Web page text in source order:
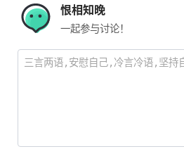
恨相知晚
一起参与讨论！